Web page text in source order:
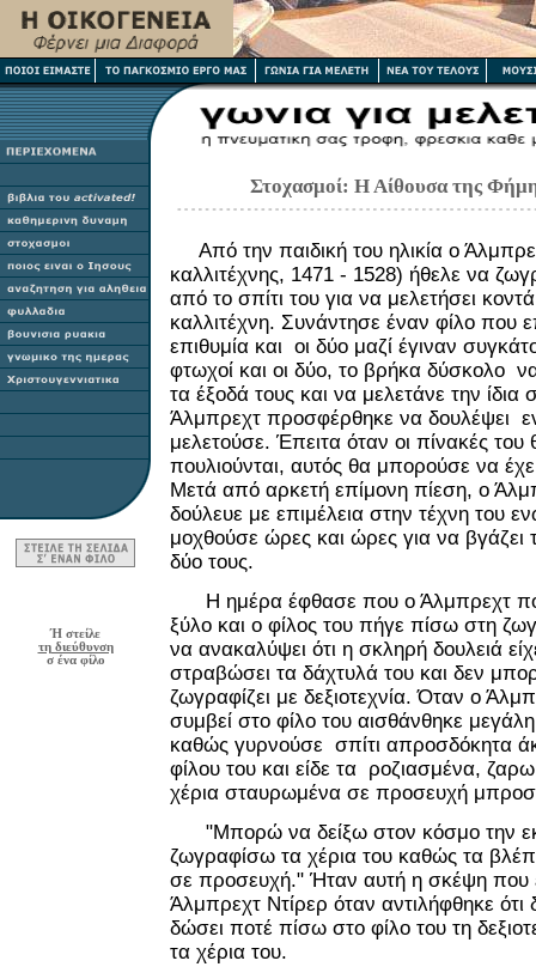
Ή στείλε
τη διεύθυνση
σ ένα φίλο
Στοχασμοί: Η Αίθουσα της
Από την παιδική του ηλικία ο
καλλιτέχνης, 1471 - 1528) ήθελε να
από το σπίτι του για να μελετήσει
καλλιτέχνη. Συνάντησε έναν φίλο που
επιθυμία και οι δύο μαζί έγιναν
φτωχοί και οι δύο, το βρήκα δύσκολο
τα έξοδά τους και να μελετάνε την ίδια
Άλμπρεχτ προσφέρθηκε να δουλέψει
μελετούσε. Έπειτα όταν οι πίνακές
πουλιούνται, αυτός θα μπορούσε να
Μετά από αρκετή επίμονη πίεση, ο
δούλευε με επιμέλεια στην τέχνη του
μοχθούσε ώρες και ώρες για να βγάζει
δύο τους.
Η ημέρα έφθασε που ο Άλμπρεχτ
ξύλο και ο φίλος του πήγε πίσω στη
να ανακαλύψει ότι η σκληρή δουλειά
στραβώσει τα δάχτυλά του και δεν
ζωγραφίζει με δεξιοτεχνία. Όταν ο
συμβεί στο φίλο του αισθάνθηκε
καθώς γυρνούσε σπίτι απροσδόκητα
φίλου του και είδε τα ροζιασμένα,
χέρια σταυρωμένα σε προσευχή
"Μπορώ να δείξω στον κόσμο την
ζωγραφίσω τα χέρια του καθώς τα
σε προσευχή." Ήταν αυτή η σκέψη που
Άλμπρεχτ Ντίρερ όταν αντιλήφθηκε
δώσει ποτέ πίσω στο φίλο του τη
τα χέρια του.